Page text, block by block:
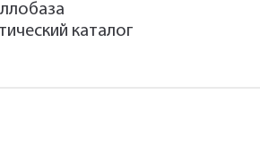
каталог